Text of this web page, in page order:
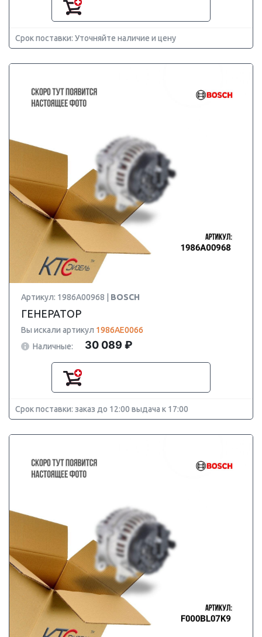
Срок поставки: Уточняйте наличие и цену
Артикул: 1986A00968 | BOSCH
ГЕНЕРАТОР
Вы искали артикул 1986AE0066
Наличные:
30 089 ₽
Срок поставки: заказ до 12:00 выдача к 17:00